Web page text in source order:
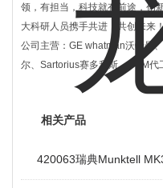
领，有担当，科技就有前途，创
大科研人员携手共进，共创未来
公司主营：GE whatman沃特曼
尔、Sartorius赛多利斯、OEM
相关产品
420063瑞典Munktell